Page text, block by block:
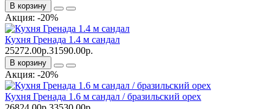
В корзину
Акция: -20%
Кухня Гренада 1.4 м сандал
25272.00р.31590.00р.
В корзину
Акция: -20%
Кухня Гренада 1.6 м сандал / бразильский орех